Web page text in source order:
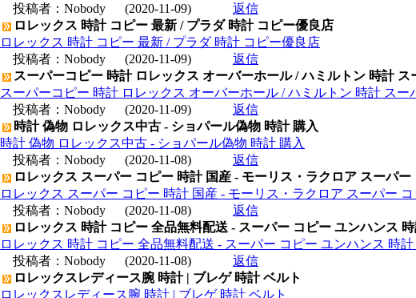
投稿者： Nobody (2020-11-09)
返信
ロレックス 時計 コピー 最新 / プラダ 時計 コピー優良店
ロレックス 時計 コピー 最新 / プラダ 時計 コピー優良店
投稿者： Nobody (2020-11-09)
返信
スーパーコピー 時計 ロレックス オーバーホール / ハミルトン 時計 ス
スーパーコピー 時計 ロレックス オーバーホール / ハミルトン 時計 スー
投稿者： Nobody (2020-11-09)
返信
時計 偽物 ロレックス中古 - ショパール偽物 時計 購入
時計 偽物 ロレックス中古 - ショパール偽物 時計 購入
投稿者： Nobody (2020-11-08)
返信
ロレックス スーパー コピー 時計 国産 - モーリス・ラクロア スーパー
ロレックス スーパー コピー 時計 国産 - モーリス・ラクロア スーパー
投稿者： Nobody (2020-11-08)
返信
ロレックス 時計 コピー 全品無料配送 - スーパー コピー ユンハンス
ロレックス 時計 コピー 全品無料配送 - スーパー コピー ユンハンス 時
投稿者： Nobody (2020-11-08)
返信
ロレックスレディース腕 時計 | ブレゲ 時計 ベルト
ロレックスレディース腕 時計 | ブレゲ 時計 ベルト